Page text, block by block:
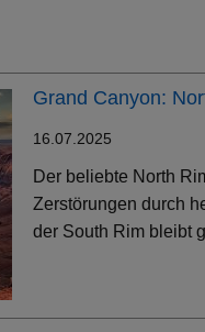
Grand Canyon:
16.07.2025
Der beliebte North
Zerstörungen durch
der South Rim bleibt